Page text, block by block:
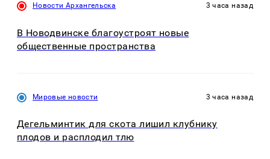
Новости Архангельска 3 часа назад
В Новодвинске благоустроят новые
общественные пространства
Мировые новости 3 часа назад
Дегельминтик для скота лишил клубнику
плодов и расплодил тлю